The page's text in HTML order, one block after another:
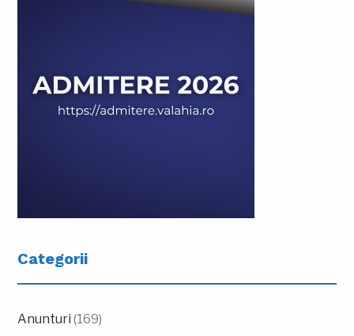
Categorii
Anunturi (169)